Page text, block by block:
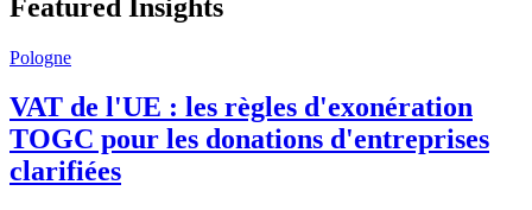
Featured Insights
Pologne
VAT de l'UE : les règles d'exonération
TOGC pour les donations d'entreprises
clarifiées